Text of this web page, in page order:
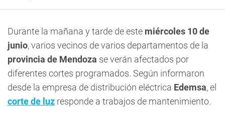
Durante la mañana y tarde de este miércoles 10 de
junio, varios vecinos de varios departamentos de la
provincia de Mendoza se verán afectados por
diferentes cortes programados. Según informaron
desde la empresa de distribución eléctrica Edemsa, el
corte de luz responde a trabajos de mantenimiento.